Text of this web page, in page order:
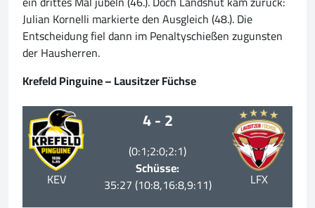
Julian Kornelli markierte den Ausgleich (48.). Die
Entscheidung fiel dann im Penaltyschießen zugunsten
der Hausherren.
Krefeld Pinguine – Lausitzer Füchse
KEV
4 - 2
(0:1;2:0;2:1)
Schüsse:
35:27 (10:8,16:8,9:11)
LFX